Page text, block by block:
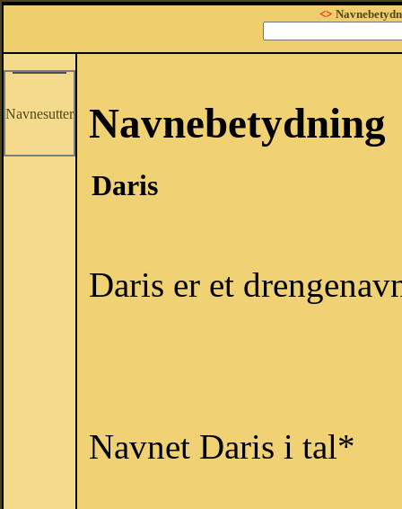
<>
Navnesutter Navnebetydning
Daris
Daris er et
Navnet Daris i tal*